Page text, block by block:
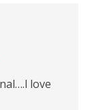
love